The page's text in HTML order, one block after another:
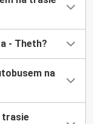
- Theth?
na
trasie